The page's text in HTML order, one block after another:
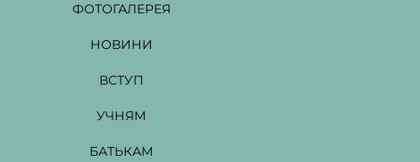
ФОТОГАЛЕРЕЯ
НОВИНИ
ВСТУП
УЧНЯМ
БАТЬКАМ